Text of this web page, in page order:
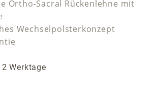
Ortho-Sacral Rückenlehne mit
Wechselpolsterkonzept
Werktage